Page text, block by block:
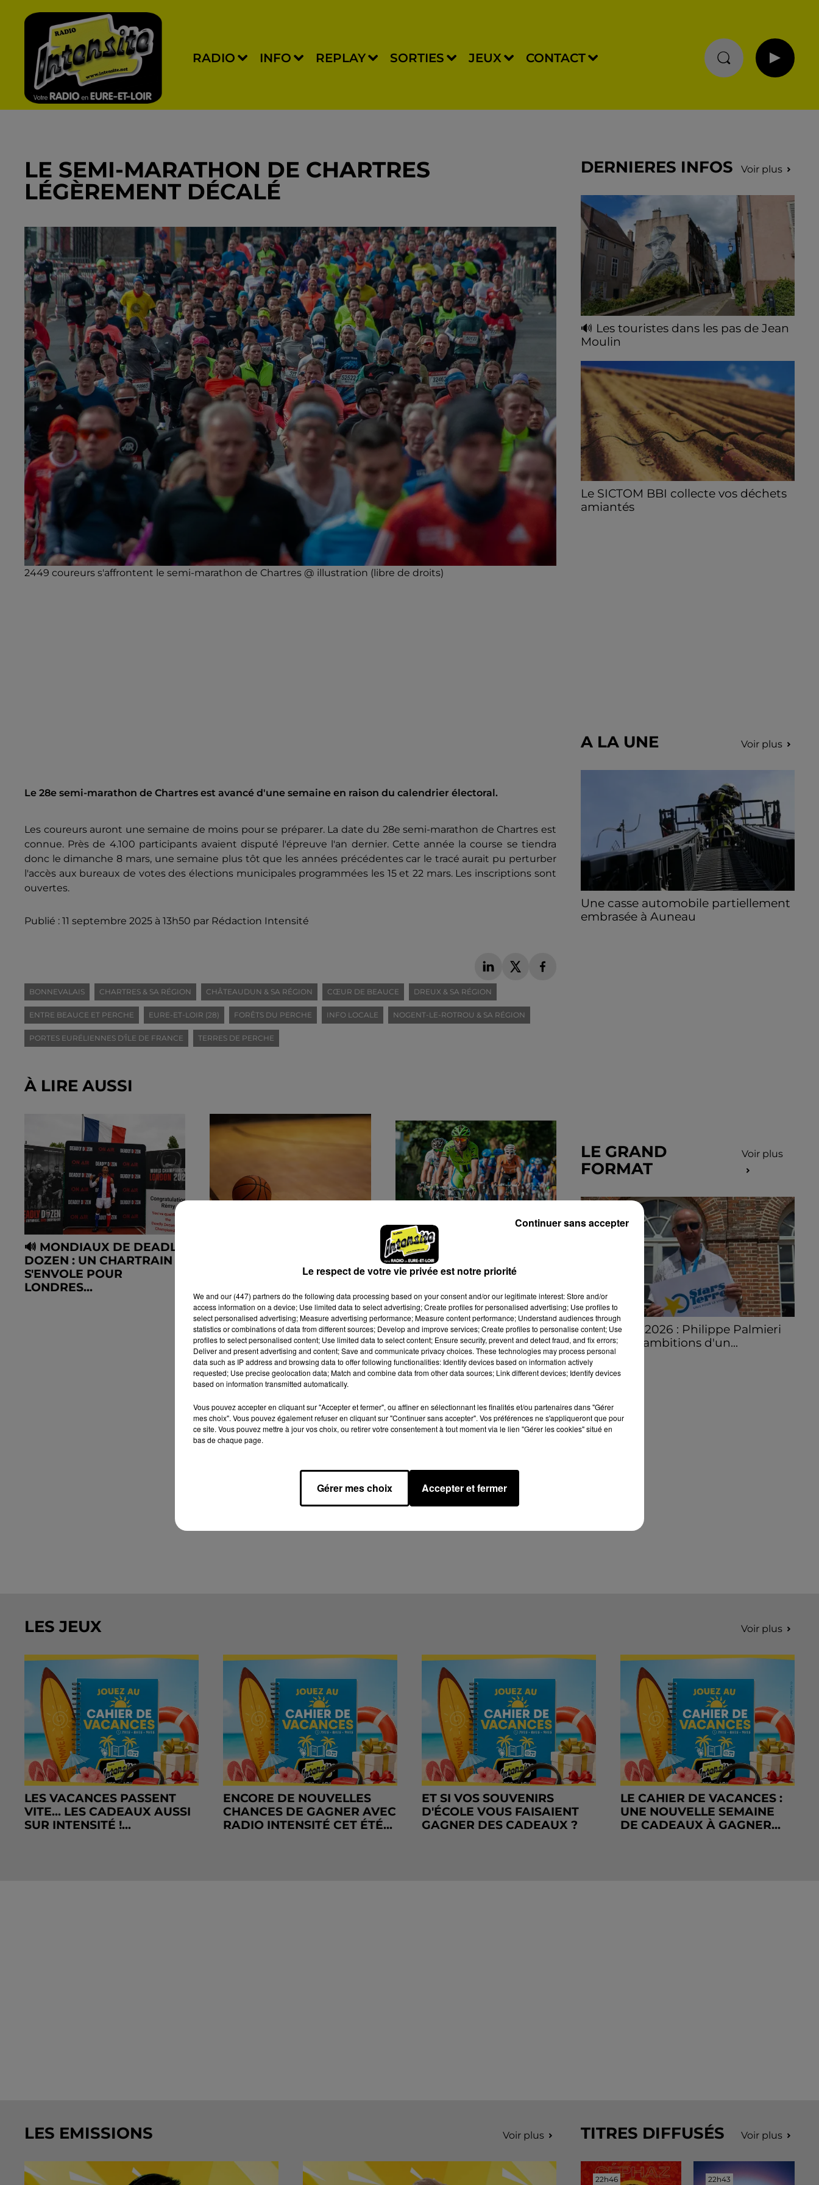
RADIO INFO REPLAY SORTIES JEUX CONTACT
LE SEMI-MARATHON DE CHARTRES
LÉGÈREMENT DÉCALÉ
2449 coureurs s'affrontent le semi-marathon de Chartres @ illustration (libre de droits)
Le 28e semi-marathon de Chartres est avancé d'une semaine en raison du calendrier électoral.
Les coureurs auront une semaine de moins pour se préparer. La date du 28e semi-marathon de Chartres est
connue. Près de 4.100 participants avaient disputé l'épreuve l'an dernier. Cette année la course se tiendra
donc le dimanche 8 mars, une semaine plus tôt que les années précédentes car le tracé aurait pu perturber
l'accès aux bureaux de votes des élections municipales programmées les 15 et 22 mars. Les inscriptions sont
ouvertes.
Publié : 11 septembre 2025 à 13h50 par Rédaction Intensité
BONNEVALAIS CHARTRES & SA RÉGION CHÂTEAUDUN & SA RÉGION CŒUR DE BEAUCE DREUX & SA RÉGION
ENTRE BEAUCE ET PERCHE EURE-ET-LOIR (28) FORÊTS DU PERCHE INFO LOCALE NOGENT-LE-ROTROU & SA RÉGION
PORTES EURÉLIENNES D'ÎLE DE FRANCE TERRES DE PERCHE
À LIRE AUSSI
🔊 MONDIAUX DE DEADLY
DOZEN : UN CHARTRAIN
S'ENVOLE POUR
LONDRES...
FÉMININ CONNAÎT SON
13 CYCLISTES EURÉLIENS
AU DÉPART DU
CHALLENGE MAYENNAIS
DERNIERES INFOS Voir plus
🔊 Les touristes dans les pas de Jean
Moulin
les sorties estivales de Chartres Tourisme.
Le SICTOM BBI collecte vos déchets
amiantés
A LA UNE Voir plus
Une casse automobile partiellement
embrasée à Auneau
LE GRAND
FORMAT
Voir plus
Stars'Terre 2026 : Philippe Palmieri
dévoile les ambitions d'un...
À quelques semaines de la première
édition de Stars'Terre, organisée du 18 au 20
LES JEUX Voir plus
LES VACANCES PASSENT
VITE... LES CADEAUX AUSSI
SUR INTENSITÉ !...
ENCORE DE NOUVELLES
CHANCES DE GAGNER AVEC
RADIO INTENSITÉ CET ÉTÉ...
ET SI VOS SOUVENIRS
D'ÉCOLE VOUS FAISAIENT
GAGNER DES CADEAUX ?
LE CAHIER DE VACANCES :
UNE NOUVELLE SEMAINE
DE CADEAUX À GAGNER...
LES EMISSIONS Voir plus TITRES DIFFUSÉS Voir plus
22h46
22h46 22h43
22h43
Le respect de votre vie privée est notre priorité
We and our (447) partnersdo the following data processing based on your consent and/or our legitimate interest: Store and/or
access information on a device; Use limited data to select advertising; Create profiles for personalised advertising; Use profiles to
select personalised advertising; Measure advertising performance; Measure content performance; Understand audiences through
statistics or combinations of data from different sources; Develop and improve services; Create profiles to personalise content; Use
profiles to select personalised content; Use limited data to select content; Ensure security, prevent and detect fraud, and fix errors;
Deliver and present advertising and content; Save and communicate privacy choices. These technologies may process personal
data such as IP address and browsing data to offer following functionalities: Identify devices based on information actively
requested; Use precise geolocation data; Match and combine data from other data sources; Link different devices; Identify devices
based on information transmitted automatically.
Vous pouvez accepter en cliquant sur "Accepter et fermer", ou affiner en sélectionnant les finalités et/ou partenaires dans "Gérer
mes choix". Vous pouvez également refuser en cliquant sur "Continuer sans accepter". Vos préférences ne s'appliqueront que pour
ce site. Vous pouvez mettre à jour vos choix, ou retirer votre consentement à tout moment via le lien "Gérer les cookies" situé en
bas de chaque page.
Gérer mes choix Accepter et fermer
Continuer sans accepter